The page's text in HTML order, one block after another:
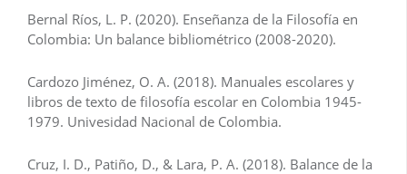
Bernal Ríos, L. P. (2020). Enseñanza de la Filosofía en
Colombia: Un balance bibliométrico (2008-2020).
Cardozo Jiménez, O. A. (2018). Manuales escolares y
libros de texto de filosofía escolar en Colombia 1945-
1979. Univesidad Nacional de Colombia.
Cruz, I. D., Patiño, D., & Lara, P. A. (2018). Balance de la